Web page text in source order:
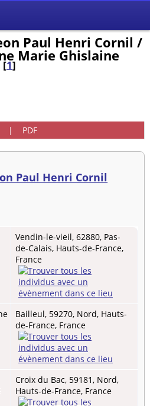
Paul Henri Cornil /
Marie Ghislaine
1]
| PDF
Paul Henri Cornil
Vendin-le-vieil, 62880, Pas-
de-Calais, Hauts-de-France,
France
Bailleul, 59270, Nord, Hauts-
de-France, France
Croix du Bac, 59181, Nord,
Hauts-de-France, France